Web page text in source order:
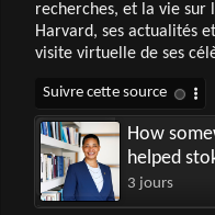
recherches, et la vie sur
Harvard, ses actualités
visite virtuelle de ses
How
helped
ambitions
3 jours